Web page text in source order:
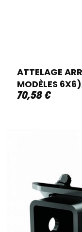
ATTELAGE
MODÈLES
70,58 €